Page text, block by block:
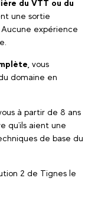
du VTT ou du
une sortie
expérience
vous
domaine en
à partir de 8 ans
qu'ils aient une
de base du
2 de Tignes le